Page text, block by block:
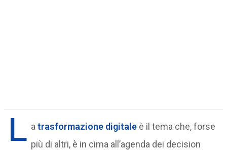
L a trasformazione digitaleè il tema che, forse
più di altri, è in cima all’agenda dei decision